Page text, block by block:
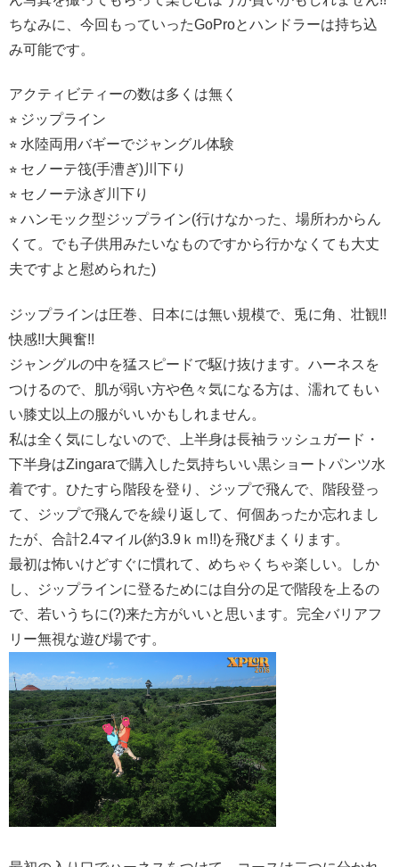
ちなみに、今回もっていったGoProとハンドラーは持ち込
み可能です。
アクティビティーの数は多くは無く
⭐︎ ジップライン
⭐︎ 水陸両用バギーでジャングル体験
⭐︎ セノーテ筏(手漕ぎ)川下り
⭐︎ セノーテ泳ぎ川下り
⭐︎ ハンモック型ジップライン(行けなかった、場所わからん
くて。でも子供用みたいなものですから行かなくても大丈
夫ですよと慰められた)
ジップラインは圧巻、日本には無い規模で、兎に角、壮観!!
快感!!大興奮!!
ジャングルの中を猛スピードで駆け抜けます。ハーネスを
つけるので、肌が弱い方や色々気になる方は、濡れてもい
い膝丈以上の服がいいかもしれません。
私は全く気にしないので、上半身は長袖ラッシュガード・
下半身はZingaraで購入した気持ちいい黒ショートパンツ水
着です。ひたすら階段を登り、ジップで飛んで、階段登っ
て、ジップで飛んでを繰り返して、何個あったか忘れまし
たが、合計2.4マイル(約3.9ｋｍ!!)を飛びまくります。
最初は怖いけどすぐに慣れて、めちゃくちゃ楽しい。しか
し、ジップラインに登るためには自分の足で階段を上るの
で、若いうちに(?)来た方がいいと思います。完全バリアフ
リー無視な遊び場です。